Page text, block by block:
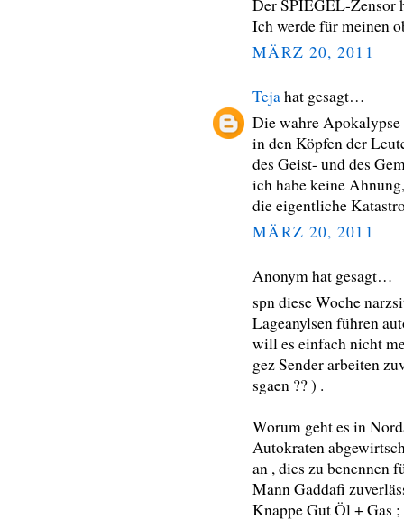
Der SPIEGEL-Zensor
Ich werde für meinen
MÄRZ 20, 2011
Tejahat gesagt…
Die wahre Apokalypse
in den Köpfen der
des Geist- und des
ich habe keine
die eigentliche
MÄRZ 20, 2011
Anonym hat gesagt…
spn diese Woche
Lageanylsen führen
will es einfach nicht
gez Sender arbeiten
sgaen ?? ) .
Worum geht es in
Autokraten
an , dies zu benennen
Mann Gaddafi
Knappe Gut Öl + Gas